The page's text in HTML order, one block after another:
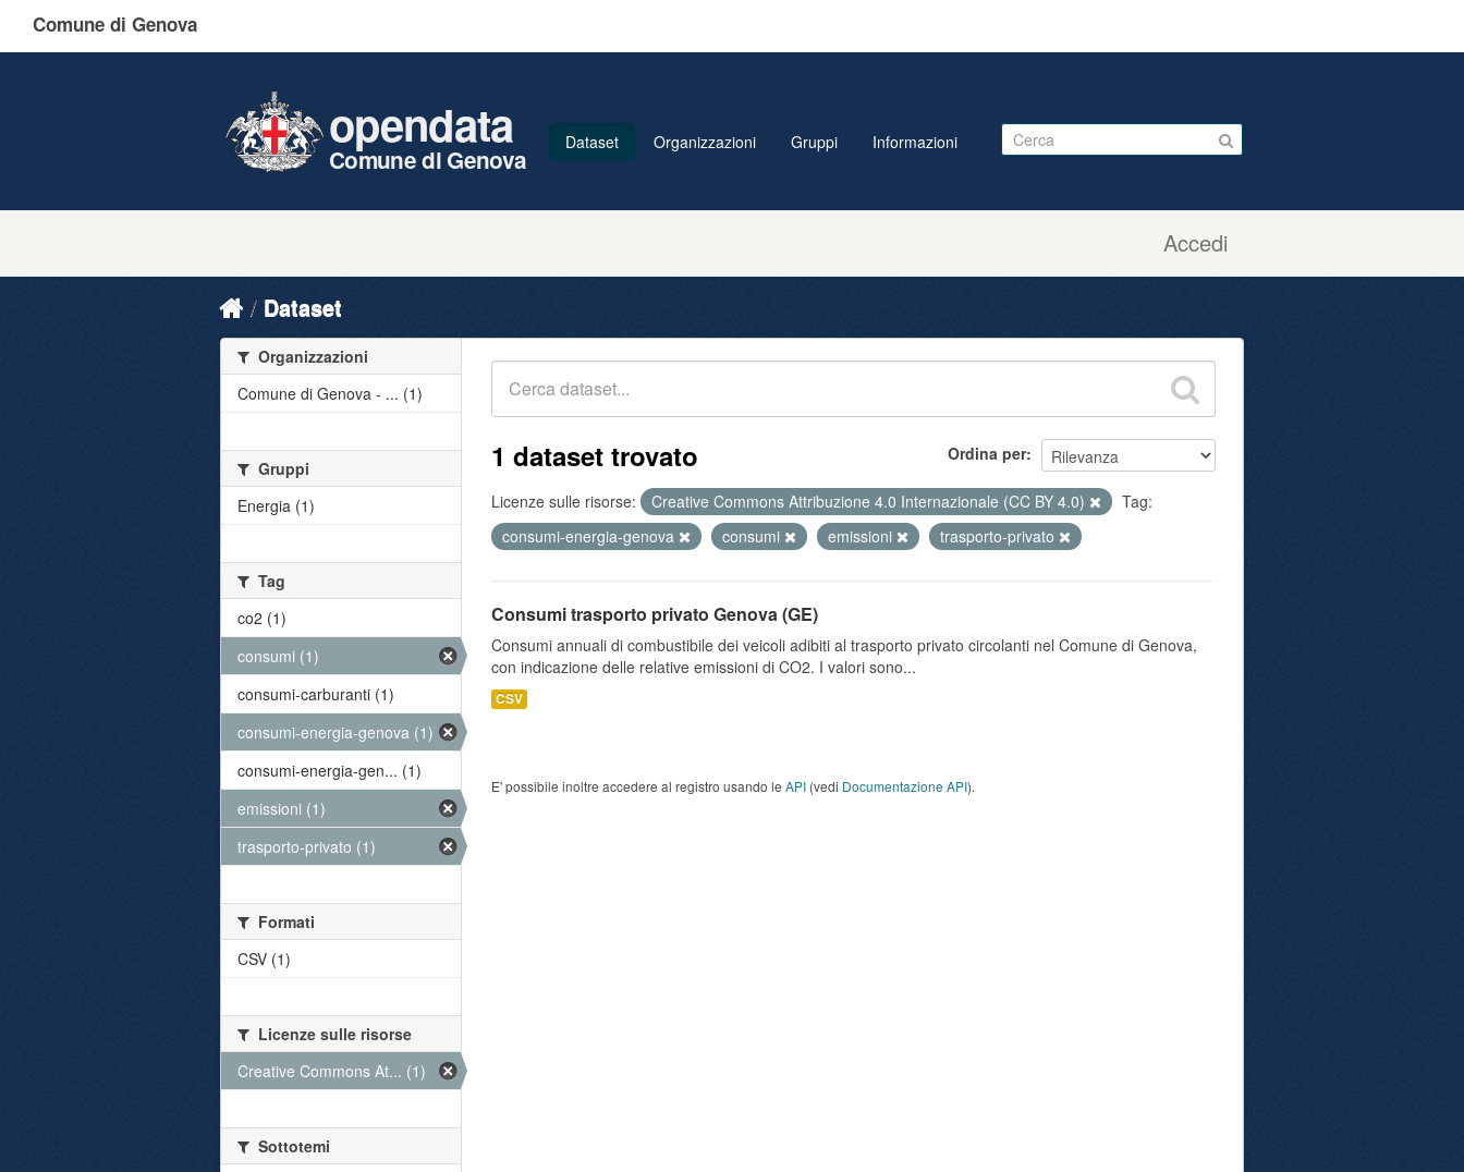
Comune di Genova
Accedi
opendata
Comune di Genova
Dataset Organizzazioni Gruppi Informazioni
Dataset
Ordina per
1 dataset trovato
Licenze sulle risorse: Creative Commons Attribuzione 4.0 Internazionale (CC BY 4.0)
Tag:
consumi-energia-genova
consumi emissioni trasporto-privato
Consumi trasporto privato Genova (GE)
Consumi annuali di combustibile dei veicoli adibiti al trasporto privato circolanti nel Comune di Genova,
con indicazione delle relative emissioni di CO2. I valori sono...
CSV
E' possibile inoltre accedere al registro usando le API (vedi Documentazione API).
Organizzazioni
Comune di Genova - ... (1)
Gruppi
Energia (1)
Tag
co2 (1)
consumi (1)
consumi-carburanti (1)
consumi-energia-genova (1)
consumi-energia-gen... (1)
emissioni (1)
trasporto-privato (1)
Formati
CSV (1)
Licenze sulle risorse
Creative Commons At... (1)
Sottotemi